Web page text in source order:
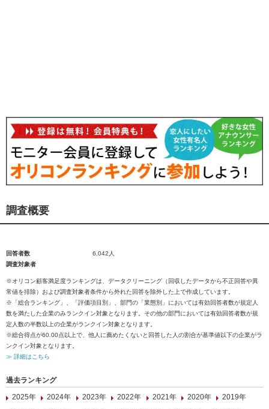
調査概要
回答者数
6,042人
調査対象者
※オリコン顧客満足度ランキングは、データクリーニング（回収したデータから不正回答や異
常値を排除）および調査対象者条件から外れた回答を除外した上で作成しています。
※「総合ランキング」、「評価項目別」、部門の「業態別」においては有効回答者数が規定人
数を満たした企業のみランクイン対象となります。その他の部門においては有効回答者数が規
定人数の半数以上の企業がランクイン対象となります。
※総合得点が60.00点以上で、他人に薦めたくないと回答した人の割合が基準値以下の企業がラ
ンクイン対象となります。
≫ 詳細はこちら
過去ランキング
2025年
2024年 2023年 2022年 2021年 2020年
2019年